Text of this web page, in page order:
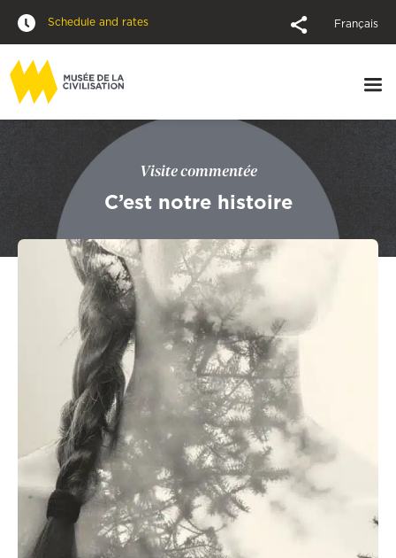
Schedule and rates Français
Visite commentée
C’est notre histoire